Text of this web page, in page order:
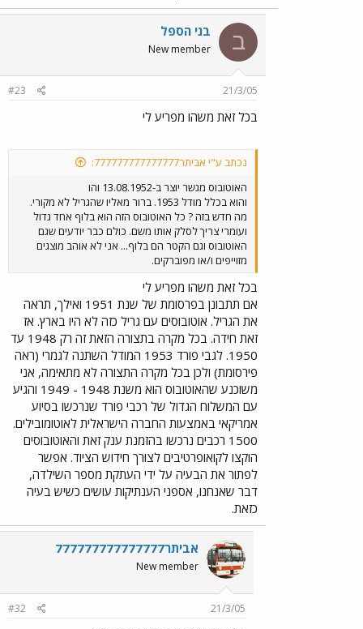
ב בני הספל
New member
21/3/05
#23
בכל זאת משהו מפריע לי
נכתב ע"י אביתר777777777777777:
האוטובוס מגשר יוצר ב-13.08.1952 והו
והוא בכלל מודל 1953. ברור מאליו שהגריל לא מקורי.
מה חדש בזה ? כל האוטובוס הזה הוא בלוף אחד גדול
ועומרי צריך לסלק אותו משם. כולם כבר יודעים שגם
האוטובוס וגם הקטר הם בלוף... אני לא אוהב מוצגים
מזוייפים ו/או מפוברקים.
בכל זאת משהו מפריע לי
אם תתבונן בפרסומת של שנת 1951 ואילך, תראה
את הגריל. אוטובוסים עם גריל כזה לא היו בארץ. אז
זאת חידה. בכל מקרה בתצורה הזאת זה רק 1948 עד
1950. לגבי פורד 1953 המודל השתנה לגמרי (ראה
פירסומת) ולכן בכל מקרה התצורה לא מתאימה, אני
משוכנע שהאוטובוס הוא משנת 1948 - 1949 והגיע
עם המשלוח הגדול של רכבי פורד שנרכשו בסיוע
אמריקאי באמצעות החברה הישראלית לאוטומובילים.
1500 רכבים נרכשו בהזמנת ענק זאת והאוטובוסים
הוקצו לקואופרטיבים לצורך חידוש הציוד. אפשר
לפתור את הבעיה על ידי העתקת מספר השילדה,
דבר שאנחנו, אספני הענתיקות עושים כשיש בעיה
כזאת.
אביתר777777777777777
New member
21/3/05
#32